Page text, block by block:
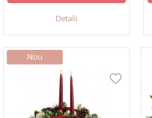
Detalii